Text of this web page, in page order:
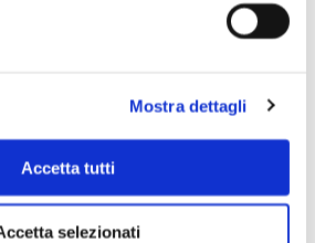
Mostra dettagli
Accetta tutti
selezionati